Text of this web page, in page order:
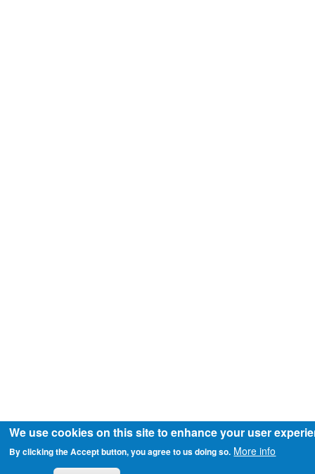
We use cookies on this site to enhance your user
By clicking the Accept button, you agree to us doing so. More info